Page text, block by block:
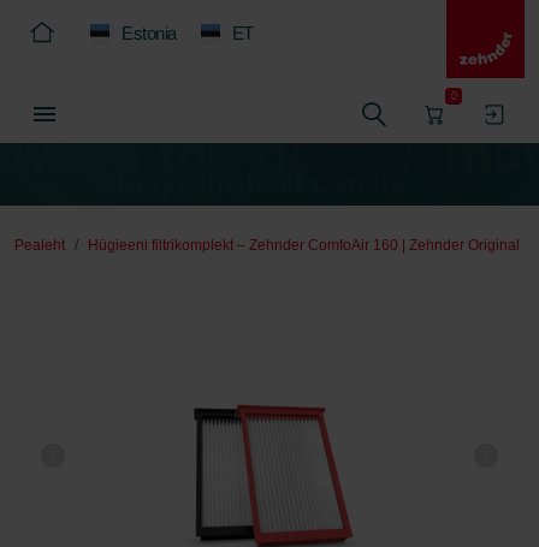
Estonia ET
0
Pealeht Hügieeni filtrikomplekt – Zehnder ComfoAir 160 | Zehnder Original